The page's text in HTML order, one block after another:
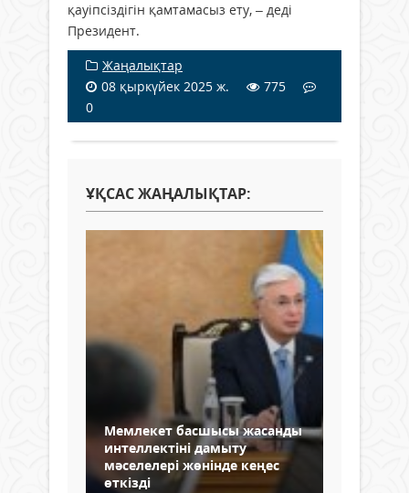
қауіпсіздігін қамтамасыз ету, – деді
Президент.
Жаңалықтар
08 қыркүйек 2025 ж.
775
0
ҰҚСАС ЖАҢАЛЫҚТАР:
Мемлекет басшысы жасанды
интеллектіні дамыту
мәселелері жөнінде кеңес
өткізді